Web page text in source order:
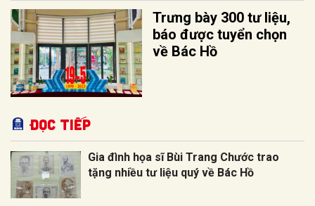
Trưng bày 300 tư liệu,
báo được tuyển chọn
về Bác Hồ
Đọc tiếp
Gia đình họa sĩ Bùi Trang Chước trao
tặng nhiều tư liệu quý về Bác Hồ